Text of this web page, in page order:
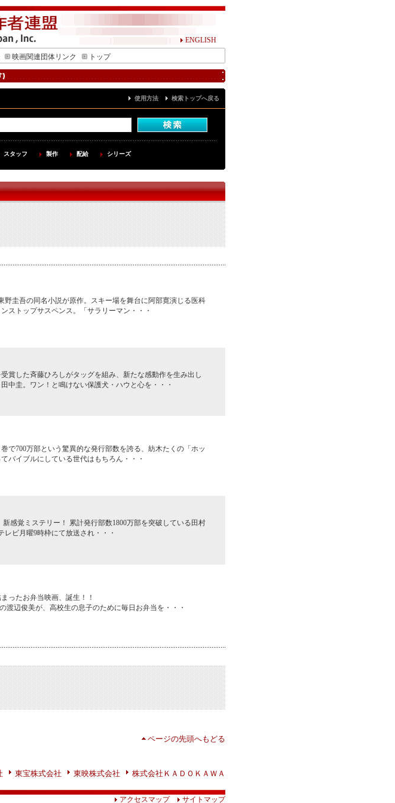
ENGLISH
映画関連団体リンク トップ
使用方法 検索トップへ戻る
スタッフ 製作 配給 シリーズ
野圭吾の同名小説が原作。スキー場を舞台に阿部寛演じる医科
ストップサスペンス。「サラリーマン・・・
賞した斉藤ひろしがタッグを組み、新たな感動作を生み出し
中圭。ワン！と鳴けない保護犬・ハウと心を・・・
で700万部という驚異的な発行部数を誇る、紡木たくの「ホッ
バイブルにしている世代はもちろん・・・
感覚ミステリー！ 累計発行部数1800万部を突破している田村
ビ月曜9時枠にて放送され・・・
ったお弁当映画、誕生！！
辺俊美が、高校生の息子のために毎日お弁当を・・・
ページの先頭へもどる
東宝株式会社 東映株式会社 株式会社ＫＡＤＯＫＡＷＡ
アクセスマップ サイトマップ